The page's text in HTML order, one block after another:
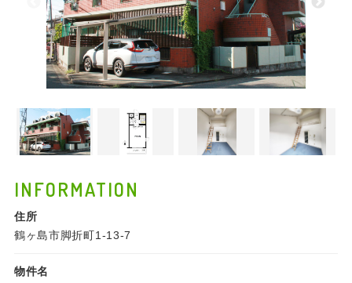
INFORMATION
住所
鶴ヶ島市脚折町1-13-7
物件名